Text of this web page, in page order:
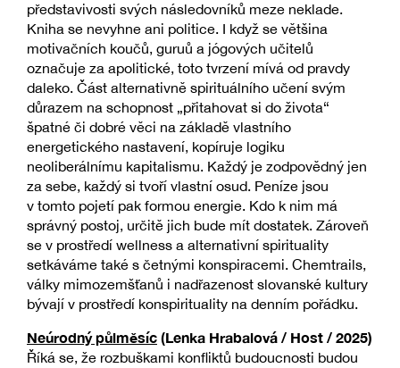
představivosti svých následovníků meze neklade.
Kniha se nevyhne ani politice. I když se většina
motivačních koučů, guruů a jógových učitelů
označuje za apolitické, toto tvrzení mívá od pravdy
daleko. Část alternativně spirituálního učení svým
důrazem na schopnost „přitahovat si do života“
špatné či dobré věci na základě vlastního
energetického nastavení, kopíruje logiku
neoliberálnímu kapitalismu. Každý je zodpovědný jen
za sebe, každý si tvoří vlastní osud. Peníze jsou
v tomto pojetí pak formou energie. Kdo k nim má
správný postoj, určitě jich bude mít dostatek. Zároveň
se v prostředí wellness a alternativní spirituality
setkáváme také s četnými konspiracemi. Chemtrails,
války mimozemšťanů i nadřazenost slovanské kultury
bývají v prostředí konspirituality na denním pořádku.
Neúrodný půlměsíc (Lenka Hrabalová / Host / 2025)
Říká se, že rozbuškami konfliktů budoucnosti budou